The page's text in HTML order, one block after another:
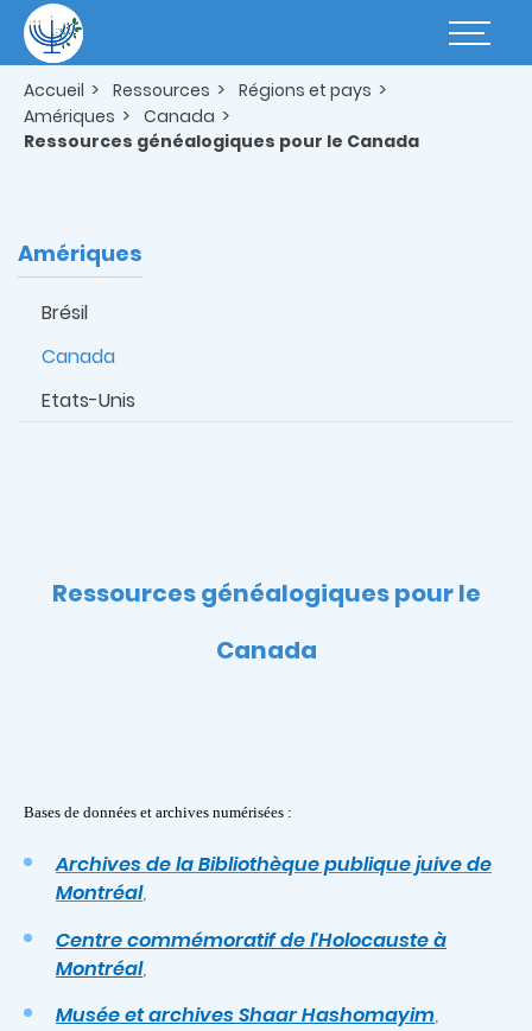
contenu
principal
Basculer
Accueil Ressources
Régions et pays
Amériques
Canada
Ressources généalogiques pour le Canada
Amériques
Brésil
Canada
Etats-Unis
Ressources généalogiques pour le
Canada
Bases de données et archives numérisées :
Archives de la Bibliothèque publique juive de
Montréal,
Centre commémoratif de l'Holocauste à
Montréal,
Musée et archives Shaar Hashomayim,